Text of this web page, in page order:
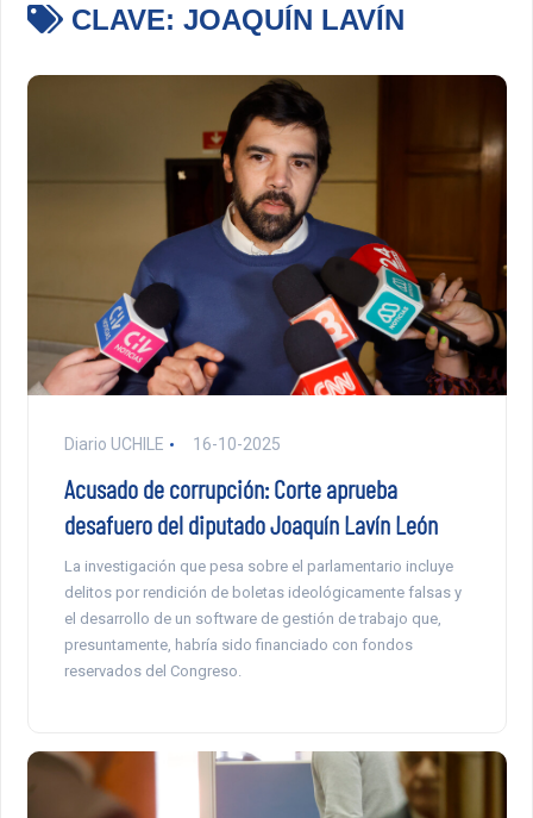
CLAVE: JOAQUÍN LAVÍN
Diario UCHILE 16-10-2025
Acusado de corrupción: Corte aprueba
desafuero del diputado Joaquín Lavín León
La investigación que pesa sobre el parlamentario incluye
delitos por rendición de boletas ideológicamente falsas y
el desarrollo de un software de gestión de trabajo que,
presuntamente, habría sido financiado con fondos
reservados del Congreso.